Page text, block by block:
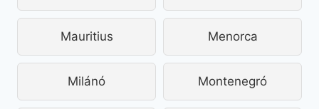
Mauritius Menorca
Milánó Montenegró